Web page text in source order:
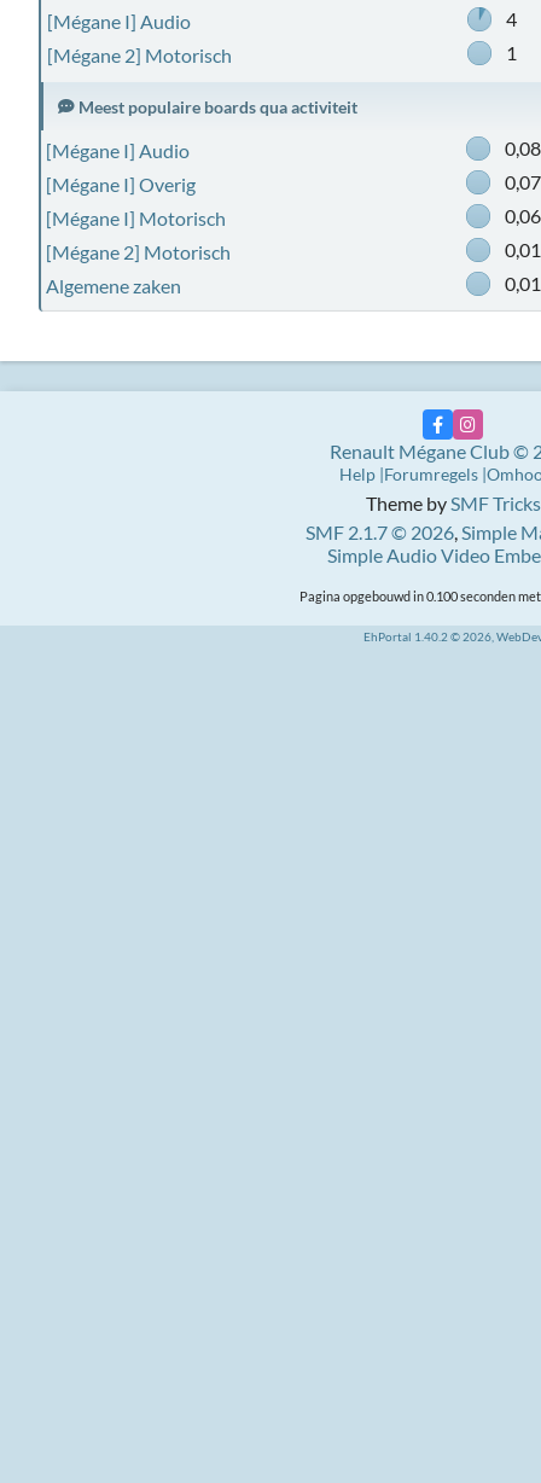
[Mégane I] Audio
4
[Mégane 2] Motorisch
1
Meest populaire boards qua activiteit
[Mégane I] Audio
[Mégane I] Overig
[Mégane I] Motorisch
[Mégane 2] Motorisch
Algemene zaken
Theme bySMF Tricks
SMF 2.1.7 © 2026,Simple
Simple Audio Video
Renault Mégane Club ©
Help Forumregels
Pagina opgebouwd in 0.100 seconden
EhPortal 1.40.2 © 2026,